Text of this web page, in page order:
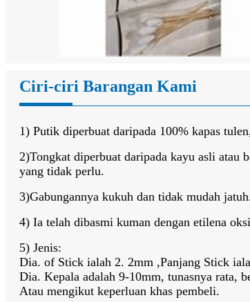
Ciri-ciri Barangan Kami
1) Putik diperbuat daripada 100% kapas
2)Tongkat diperbuat daripada kayu asli atau
yang tidak perlu.
3)Gabungannya kukuh dan tidak mudah
4) Ia telah dibasmi kuman dengan etilena
5) Jenis:
Dia. of Stick ialah 2. 2mm ,Panjang Stick
Dia. Kepala adalah 9-10mm, tunasnya rata,
Atau mengikut keperluan khas pembeli.